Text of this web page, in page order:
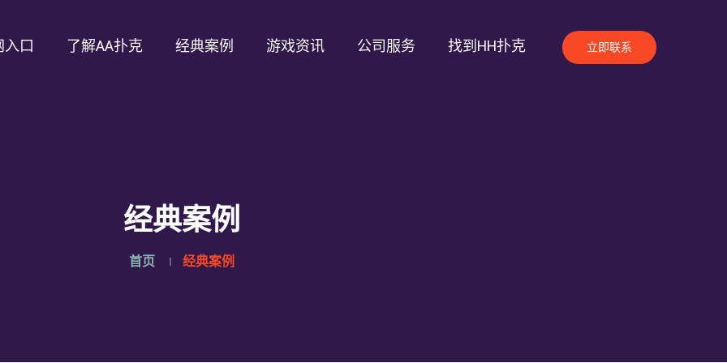
口 了解AA扑克 经典案例 游戏资讯 公司服务 找到HH扑克 立即联系
经典案例
首页 经典案例